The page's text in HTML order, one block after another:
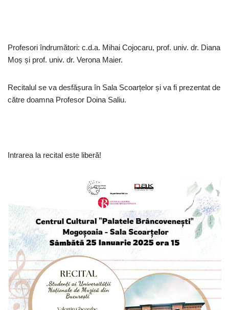
Profesori îndrumători: c.d.a. Mihai Cojocaru, prof. univ. dr. Diana
Moș și prof. univ. dr. Verona Maier.
Recitalul se va desfășura în Sala Scoarțelor și va fi prezentat de
către doamna Profesor Doina Saliu.
Intrarea la recital este liberă!